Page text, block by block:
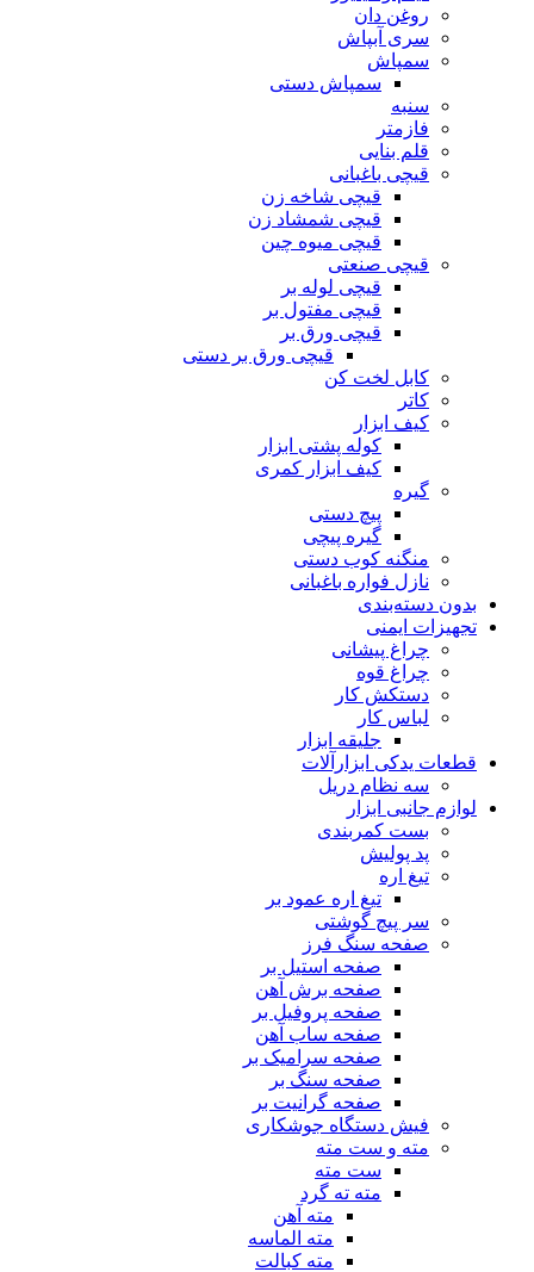
روغن دان
سری آبپاش
سمپاش
سمپاش دستی
سنبه
فازمتر
قلم بنایی
قیچی باغبانی
قیچی شاخه زن
قیچی شمشاد زن
قیچی میوه چین
قیچی صنعتی
قیچی لوله بر
قیچی مفتول بر
قیچی ورق بر
قیچی ورق بر دستی
کابل لخت کن
کاتر
کیف ابزار
کوله پشتی ابزار
کیف ابزار کمری
گیره
پیچ دستی
گیره پیچی
منگنه کوب دستی
نازل فواره باغبانی
بدون دسته‌بندی
تجهیزات ایمنی
چراغ پیشانی
چراغ قوه
دستکش کار
لباس کار
جلیقه ابزار
قطعات یدکی ابزارآلات
سه نظام دریل
لوازم جانبی ابزار
بست کمربندی
پد پولیش
تیغ اره
تیغ اره عمود بر
سر پیچ گوشتی
صفحه سنگ فرز
صفحه استیل بر
صفحه برش آهن
صفحه پروفیل بر
صفحه ساب آهن
صفحه سرامیک بر
صفحه سنگ بر
صفحه گرانیت بر
فیش دستگاه جوشکاری
مته و ست مته
ست مته
مته ته گرد
مته آهن
مته الماسه
مته کبالت